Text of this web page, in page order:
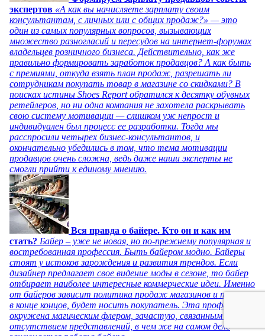
экспертов «А как вы начисляете зарплату своим
консультантам, с личных или с общих продаж?» — это
один из самых популярных вопросов, вызывающих
множество разногласий и пересудов на интернет-форумах
владельцев розничного бизнеса. Действительно, как же
правильно формировать заработок продавцов? А как быть
с премиями, откуда взять план продаж, разрешать ли
сотрудникам покупать товар в магазине со скидками? В
поисках истины Shoes Report обратился к десятку обувных
ретейлеров, но ни одна компания не захотела раскрывать
свою систему мотивации — слишком уж непрост и
индивидуален был процесс ее разработки. Тогда мы
расспросили четырех бизнес-консультантов, и
окончательно убедились в том, что тема мотивации
продавцов очень сложна, ведь даже наши эксперты не
смогли прийти к единому мнению.
Вся правда о байере. Кто он и как им
стать? Байер – уже не новая, но по-прежнему популярная и
востребованная профессия. Быть байером модно. Байеры
стоят у истоков зарождения и развития трендов. Если
дизайнер предлагает свое видение моды в сезоне, то байер
отбирает наиболее интересные коммерческие идеи. Именно
от байеров зависит политика продаж магазинов и то, что,
в конце концов, будет носить покупатель. Эта профессия
окружена магическим флером, зачастую, связанным с
отсутствием представлений, в чем же на самом деле